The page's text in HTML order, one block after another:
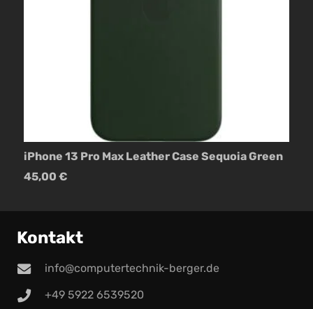
Leather Case Sequoia Green
nevox StyleShell
Kontakt
info@computertechnik-berger.de
+49 5922 6539520